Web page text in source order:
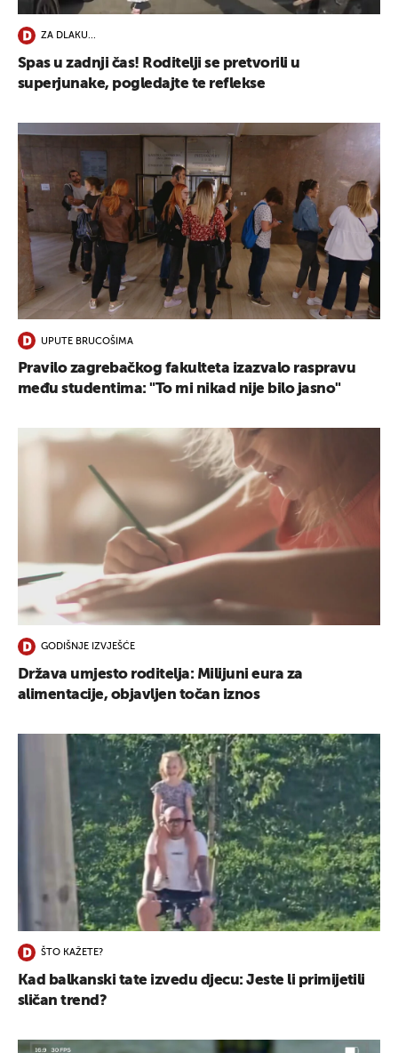
ZA DLAKU...
Spas u zadnji čas! Roditelji se pretvorili u
superjunake, pogledajte te reflekse
UPUTE BRUCOŠIMA
Pravilo zagrebačkog fakulteta izazvalo raspravu
među studentima: "To mi nikad nije bilo jasno"
GODIŠNJE IZVJEŠĆE
Država umjesto roditelja: Milijuni eura za
alimentacije, objavljen točan iznos
ŠTO KAŽETE?
Kad balkanski tate izvedu djecu: Jeste li primijetili
sličan trend?